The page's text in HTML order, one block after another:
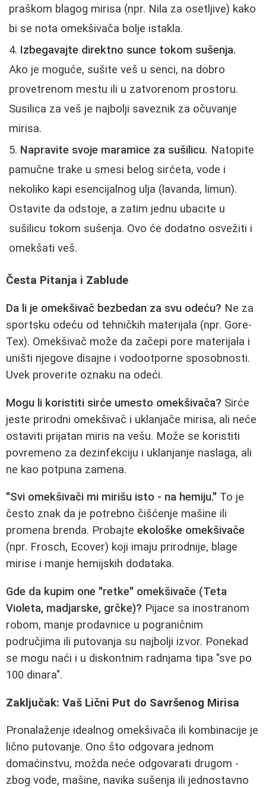
praškom blagog mirisa (npr. Nila za osetljive) kako
bi se nota omekšivača bolje istakla.
Izbegavajte direktno sunce tokom sušenja.
Ako je moguće, sušite veš u senci, na dobro
provetrenom mestu ili u zatvorenom prostoru.
Susilica za veš je najbolji saveznik za očuvanje
mirisa.
Napravite svoje maramice za sušilicu. Natopite
pamučne trake u smesi belog sirćeta, vode i
nekoliko kapi esencijalnog ulja (lavanda, limun).
Ostavite da odstoje, a zatim jednu ubacite u
sušilicu tokom sušenja. Ovo će dodatno osvežiti i
omekšati veš.
Česta Pitanja i Zablude
Da li je omekšivač bezbedan za svu odeću? Ne za
sportsku odeću od tehničkih materijala (npr. Gore-
Tex). Omekšivač može da začepi pore materijala i
uništi njegove disajne i vodootporne sposobnosti.
Uvek proverite oznaku na odeći.
Mogu li koristiti sirće umesto omekšivača? Sirće
jeste prirodni omekšivač i uklanjače mirisa, ali neće
ostaviti prijatan miris na vešu. Može se koristiti
povremeno za dezinfekciju i uklanjanje naslaga, ali
ne kao potpuna zamena.
"Svi omekšivači mi mirišu isto - na hemiju." To je
često znak da je potrebno čišćenje mašine ili
promena brenda. Probajte ekološke omekšivače
(npr. Frosch, Ecover) koji imaju prirodnije, blage
mirise i manje hemijskih dodataka.
Gde da kupim one "retke" omekšivače (Teta
Violeta, madjarske, grčke)? Pijace sa inostranom
robom, manje prodavnice u pograničnim
područjima ili putovanja su najbolji izvor. Ponekad
se mogu naći i u diskontnim radnjama tipa "sve po
100 dinara".
Zaključak: Vaš Lični Put do Savršenog Mirisa
Pronalaženje idealnog omekšivača ili kombinacije je
lično putovanje. Ono što odgovara jednom
domaćinstvu, možda neće odgovarati drugom -
zbog vode, mašine, navika sušenja ili jednostavno